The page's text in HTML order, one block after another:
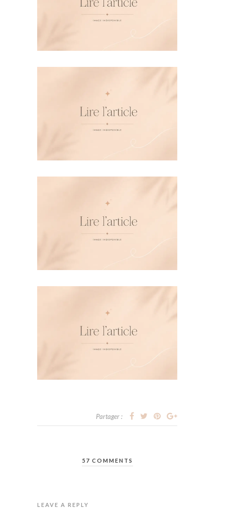
Partager :
57 COMMENTS
LEAVE A REPLY